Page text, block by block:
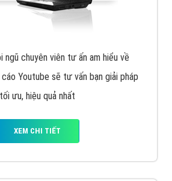
ngũ chuyên viên tư ấn am hiểu về
Youtube sẽ tư vấn bạn giải pháp
tối ưu, hiệu quả nhất
XEM CHI TIẾT